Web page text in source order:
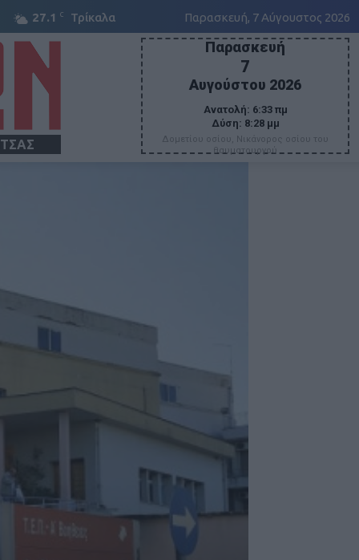
27.1 C Τρίκαλα Παρασκευή, 7 Αύγουστος 2026
Παρασκευή
7
Αυγούστου 2026
Ανατολή: 6:33 πμ
Δύση: 8:28 μμ
Δομετίου οσίου, Νικάνορος οσίου του
θαυματουργού